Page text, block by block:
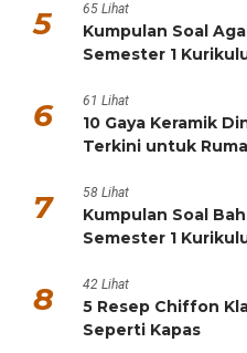
5 65 Lihat
Kumpulan Soal
Semester 1
6 61 Lihat
10 Gaya Keramik
Terkini untuk
7 58 Lihat
Kumpulan Soal
Semester 1
8 42 Lihat
5 Resep Chiffon
Seperti Kapas